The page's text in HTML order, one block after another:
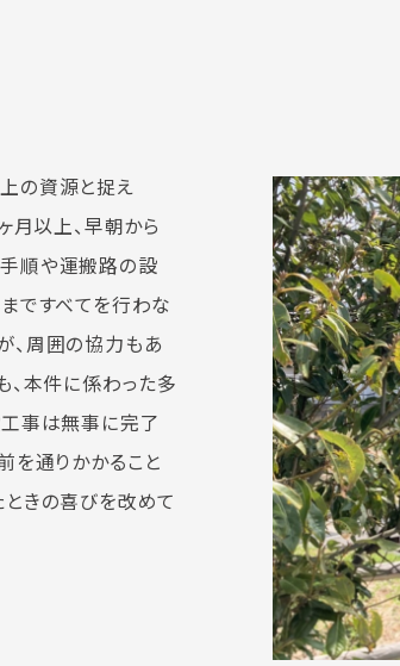
の資源と捉え
月以上、早朝から
順や運搬路の設
ですべてを行わな
、周囲の協力もあ
、本件に係わった多
工事は無事に完了
を通りかかること
きの喜びを改めて